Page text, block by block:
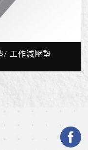
/ 工作減壓墊